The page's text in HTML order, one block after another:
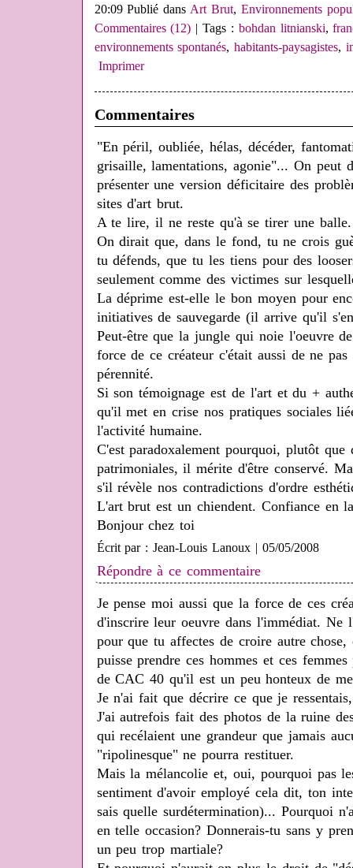
20:09 Publié dansArt Brut, Environnements
Commentaires (12) | Tags : bohdan litnianski,
environnements spontanés,habitants-paysagistes,
Imprimer
Commentaires
"En péril, oubliée, hélas, décéder,
grisaille, lamentations, agonie"... On peut
présenter une version déficitaire des
sites d'art brut.
A te lire, il ne reste qu'à se tirer une balle.
On dirait que, dans le fond, tu ne crois
tu défends, que tu les tiens pour des
seulement comme des victimes sur
La déprime est-elle le bon moyen pour
initiatives de sauvegarde (il arrive qu'il
Peut-être que la jungle qui noie l'oeuvre
force de ce créateur c'était aussi de ne
pérennité.
Si son témoignage est de l'art et du +
qu'il met en crise nos pratiques sociales
l'activité humaine.
C'est paradoxalement pourquoi, plutôt que
patrimoniales, il mérite d'être conservé.
s'il révèle nos contradictions d'ordre
L'art brut est un chiendent. Confiance en
Bonjour chez toi
Écrit par : Jean-Louis Lanoux | 05/05/2008
Répondre à ce commentaire
Je pense moi aussi que la force de ces
d'inscrire leur oeuvre dans l'immédiat. Ne
pour que tu affectes de croire autre
puisse prendre ces hommes et ces
de CAC 40 qu'il est un peu honteux de
Je n'ai fait que décrire ce que je
J'ai autrefois fait des photos de la ruine
qui recélaient une grandeur que jamais
"ripolinesque" ne pourra restituer.
Mais la mélancolie et, oui, pourquoi pas
sentiment d'avoir employé cela dit, ton
sais quelle surdétermination)... Pourquoi
en telle occasion? Donnerais-tu sans y
un peu trop martiale?